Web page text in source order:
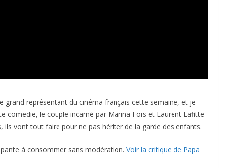
grand représentant du cinéma français cette semaine, et je
comédie, le couple incarné par Marina Foïs et Laurent Lafitte
ils vont tout faire pour ne pas hériter de la garde des enfants.
à consommer sans modération. Voir la critique de Papa